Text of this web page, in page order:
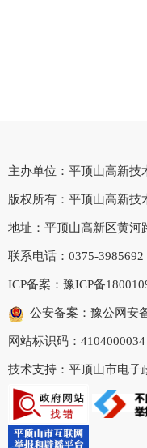
主办单位：平顶山高新技
版权所有：平顶山高新技
地址：平顶山高新区黄河
联系电话：0375-3985692
ICP备案： 豫ICP备
公安备案：豫公网安
网站标识码：4104000034
技术支持：平顶山市电子